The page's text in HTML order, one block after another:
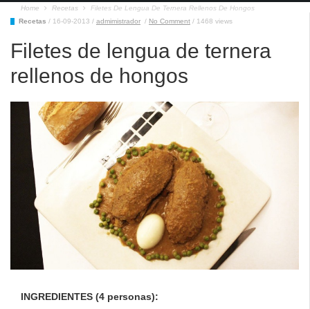
Home Recetas
Filetes De Lengua De Ternera Rellenos De Hongos
Recetas / 16-09-2013 / admimistrador / No Comment / 1468 views
Filetes de lengua de ternera
rellenos de hongos
INGREDIENTES (4 personas):